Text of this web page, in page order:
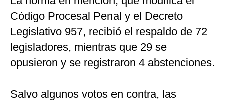
Código Procesal Penal y el Decreto
Legislativo 957, recibió el respaldo de 72
legisladores, mientras que 29 se
opusieron y se registraron 4 abstenciones.
Salvo algunos votos en contra, las